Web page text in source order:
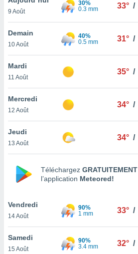
et
»,
au
vous
qu'ils
ou
le
ainsi
un
la
du
9 Août
30%
0.3 mm
33° /
Demain
10 Août
40%
0.5 mm
31° /
Mardi
11 Août
35° /
Mercredi
12 Août
34° /
Jeudi
13 Août
34° /
Téléchargez GRATUITEMENT
l’application Meteored!
Vendredi
14 Août
90%
1 mm
33° /
Samedi
15 Août
90%
3.4 mm
32° /